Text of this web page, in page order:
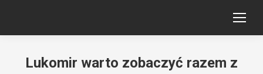
Lukomir warto zobaczyć razem z